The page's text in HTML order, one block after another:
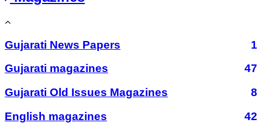
Gujarati News Papers
1
Gujarati magazines
47
Gujarati Old Issues Magazines
8
English magazines
42